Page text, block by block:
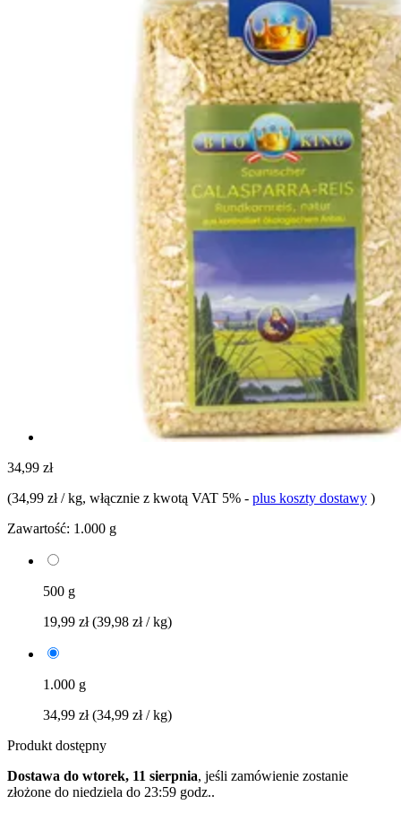
34,99 zł
(34,99 zł / kg, włącznie z kwotą VAT 5% - plus koszty dostawy )
Zawartość: 1.000 g
500 g
19,99 zł(39,98 zł / kg)
1.000 g
34,99 zł(34,99 zł / kg)
Produkt dostępny
Dostawa do wtorek, 11 sierpnia, jeśli zamówienie zostanie
złożone do niedziela do 23:59 godz..